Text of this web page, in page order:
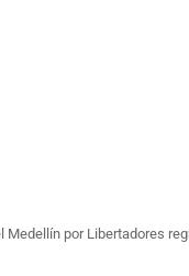
Medellín por Libertadores